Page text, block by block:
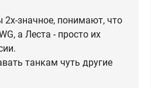
2х-значное, понимают, что
а Леста - просто их
танкам чуть другие